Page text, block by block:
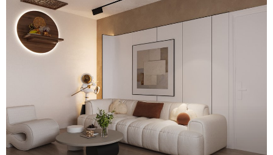
CẢI TẠO CĂN HỘ VŨNG TÀU – LAKESIDE